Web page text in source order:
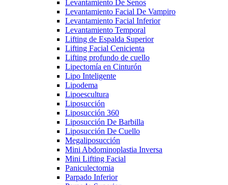
Levantamiento De Senos
Levantamiento Facial De Vampiro
Levantamiento Facial Inferior
Levantamiento Temporal
Lifting de Espalda Superior
Lifting Facial Cenicienta
Lifting profundo de cuello
Lipectomía en Cinturón
Lipo Inteligente
Lipodema
Lipoescultura
Liposucción
Liposucción 360
Liposucción De Barbilla
Liposucción De Cuello
Megaliposucción
Mini Abdominoplastia Inversa
Mini Lifting Facial
Paniculectomia
Parpado Inferior